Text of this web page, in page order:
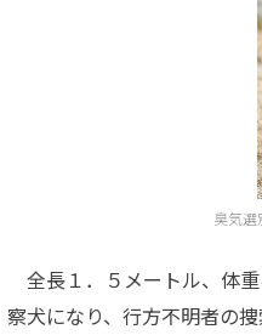
臭気
全長１．５メートル、体
察犬になり、行方不明者の